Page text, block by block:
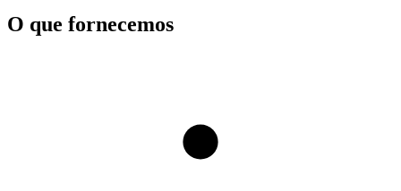
O que fornecemos